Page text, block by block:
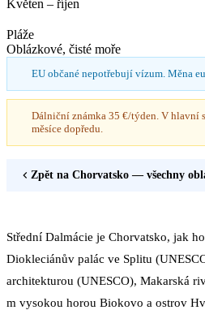
Květen – říjen
Pláže
Oblázkové, čisté moře
EU občané nepotřebují vízum. Měna
Dálniční známka 35 €/týden. V hlavní
měsíce dopředu.
Zpět na Chorvatsko — všechny
Střední Dalmácie je Chorvatsko, jak
Diokleciánův palác ve Splitu
architekturou (UNESCO), Makarská
m vysokou horou Biokovo a ostrov